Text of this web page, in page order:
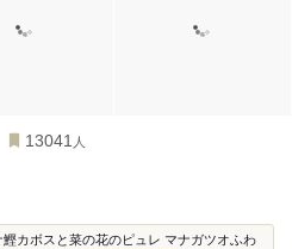
13041 人
鰹カボスと菜の花のピュレ マナガツオふわ